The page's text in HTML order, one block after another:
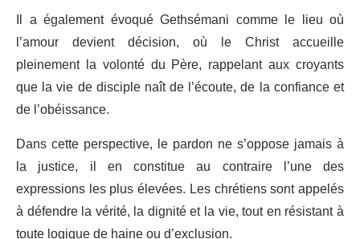
Il a également évoqué Gethsémani comme le lieu où
l’amour devient décision, où le Christ accueille
pleinement la volonté du Père, rappelant aux croyants
que la vie de disciple naît de l’écoute, de la confiance et
de l’obéissance.
Dans cette perspective, le pardon ne s’oppose jamais à
la justice, il en constitue au contraire l’une des
expressions les plus élevées. Les chrétiens sont appelés
à défendre la vérité, la dignité et la vie, tout en résistant à